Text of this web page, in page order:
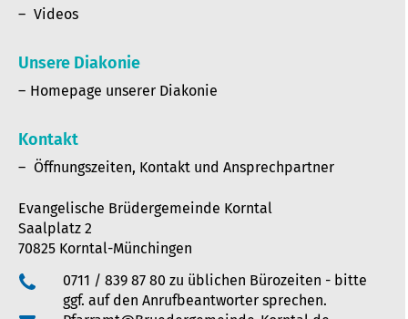
Videos
Unsere Diakonie
Homepage unserer Diakonie
Kontakt
Öffnungszeiten, Kontakt und Ansprechpartner
Evangelische Brüdergemeinde Korntal
Saalplatz 2
70825 Korntal-Münchingen
0711 / 839 87 80 zu üblichen Bürozeiten - bitte
ggf. auf den Anrufbeantworter sprechen.